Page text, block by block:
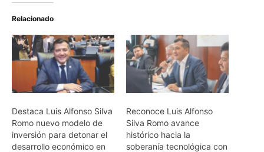
Relacionado
Destaca Luis Alfonso Silva
Romo nuevo modelo de
inversión para detonar el
desarrollo económico en
Reconoce Luis Alfonso
Silva Romo avance
histórico hacia la
soberanía tecnológica con